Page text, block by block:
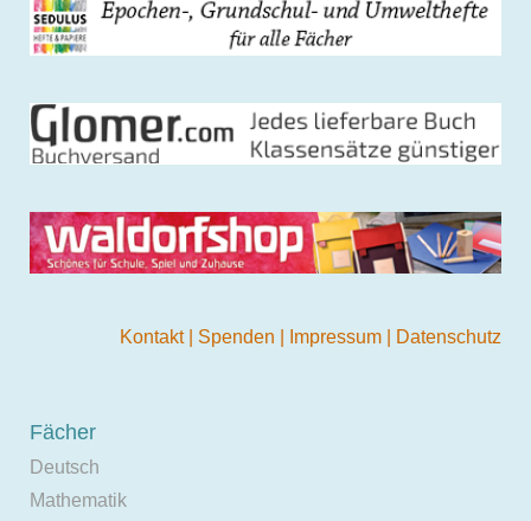
Kontakt Spenden Impressum Datenschutz
Fächer
Deutsch
Mathematik